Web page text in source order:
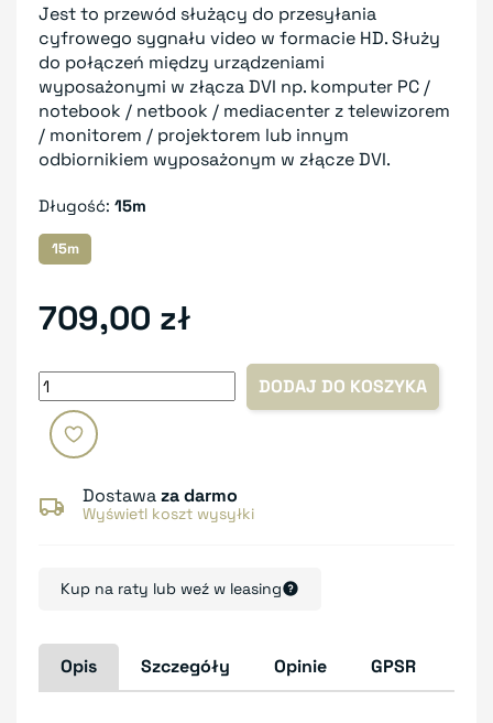
Jest to przewód służący do przesyłania
cyfrowego sygnału video w formacie HD. Służy
do połączeń między urządzeniami
wyposażonymi w złącza DVI np. komputer PC /
notebook / netbook / mediacenter z telewizorem
/ monitorem / projektorem lub innym
odbiornikiem wyposażonym w złącze DVI.
Długość: 15m
15m
709,00 zł
DODAJ DO KOSZYKA
Dostawaza darmo
Wyświetl koszt wysyłki
Kup na raty lub weź w leasing
Opis Szczegóły Opinie GPSR